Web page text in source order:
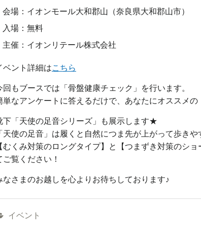
会場：イオンモール大和郡山（奈良県大和郡山市）
入場：無料
主催：イオンリテール株式会社
ベント詳細はこちら
回もブースでは「骨盤健康チェック」を行います。
単なアンケートに答えるだけで、あなたにオススメ
下「天使の足音シリーズ」も展示します★
天使の足音」は履くと自然につま先が上がって歩きや
むくみ対策のロングタイプ】と【つまずき対策のシ
ご覧ください！
なさまのお越しを心よりお待ちしております♪
イベント